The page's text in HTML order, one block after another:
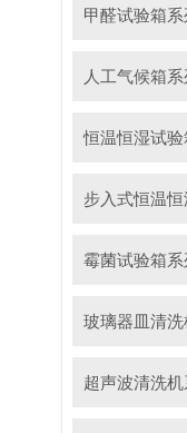
甲醛试验箱系
人工气候箱系
恒温恒湿试验
步入式恒温恒
霉菌试验箱系
玻璃器皿清洗
超声波清洗机